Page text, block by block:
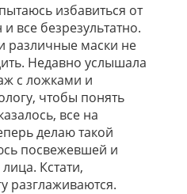
избавиться от
все безрезультатно.
различные маски не
Недавно услышала
с ложками и
чтобы понять
все на
делаю такой
посвежевшей и
Кстати,
разглаживаются.